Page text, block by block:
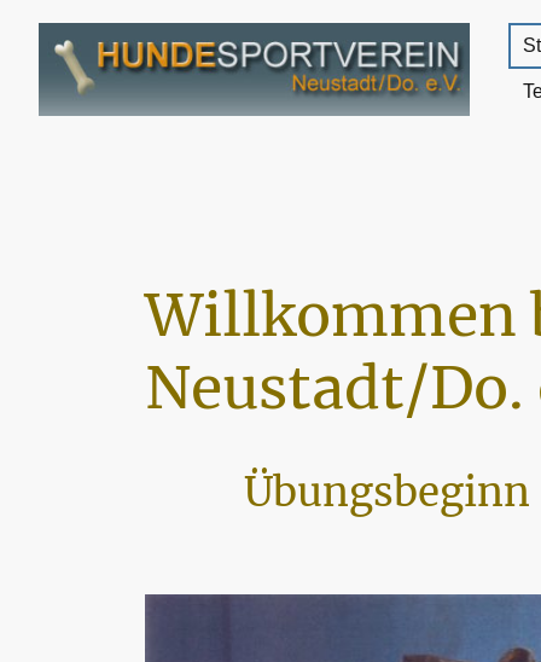
Willkommen
Neustadt/Do.
Übungsbeginn